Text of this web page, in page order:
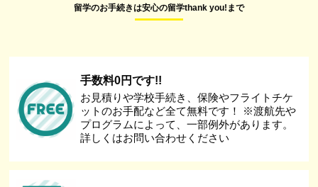
留学のお手続きは安心の留学thank you!まで
手数料0円です!!
お見積りや学校手続き、保険やフライトチケ
ットのお手配など全て無料です！ ※渡航先や
プログラムによって、一部例外があります。
詳しくはお問い合わせください